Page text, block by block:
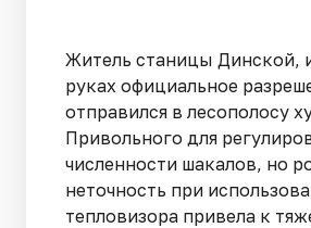
Житель станицы Динской,
руках официальное
отправился в лесополосу
Привольного для
численности шакалов, но
неточность при
тепловизора привела к